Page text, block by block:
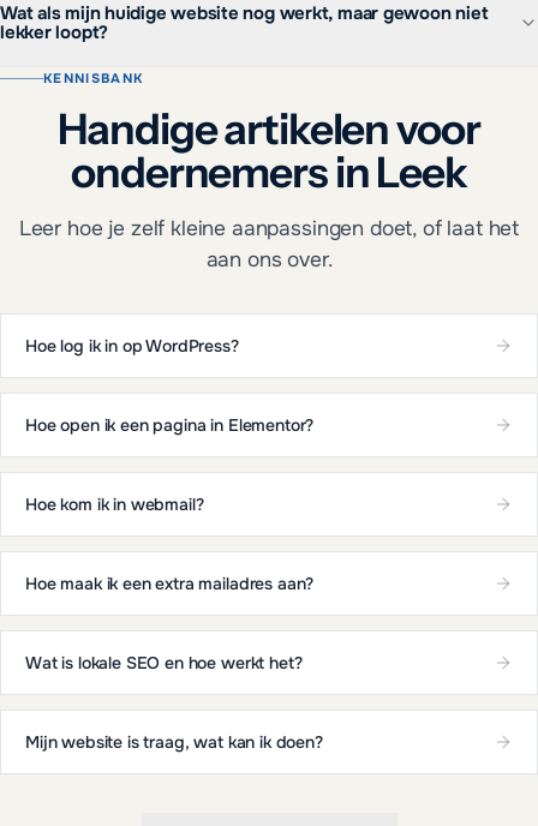
Wat als mijn huidige website nog werkt, maar gewoon niet
lekker loopt?
KENNISBANK
Handige artikelen voor
ondernemers in Leek
Leer hoe je zelf kleine aanpassingen doet, of laat het
aan ons over.
Hoe log ik in op WordPress?
Hoe open ik een pagina in Elementor?
Hoe kom ik in webmail?
Hoe maak ik een extra mailadres aan?
Wat is lokale SEO en hoe werkt het?
Mijn website is traag, wat kan ik doen?